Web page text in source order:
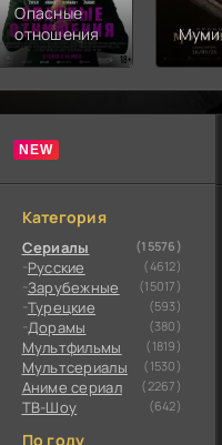
Опасные
отношения
Категория
Сериалы (15576)
Русские (4612)
Зарубежные (15017)
Турецкие (593)
Дорамы (380)
Мультфильмы (1819)
Мультсериалы (1530)
Аниме сериал (2267)
ТВ-Шоу (642)
По году